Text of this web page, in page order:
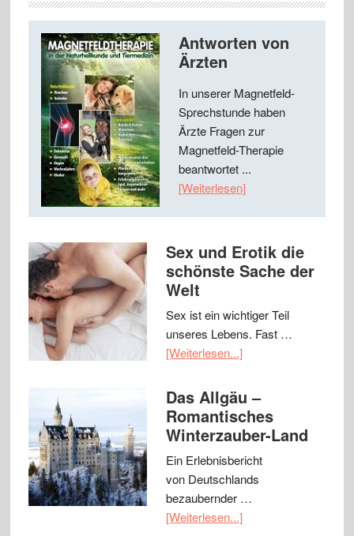
Antworten von
Ärzten
In unserer Magnetfeld-
Sprechstunde haben
Ärzte Fragen zur
Magnetfeld-Therapie
beantwortet ...
[Weiterlesen]
Sex und Erotik die
schönste Sache der
Welt
Sex ist ein wichtiger Teil
unseres Lebens. Fast …
[Weiterlesen...]
Das Allgäu –
Romantisches
Winterzauber-Land
Ein Erlebnisbericht
von Deutschlands
bezaubernder …
[Weiterlesen...]